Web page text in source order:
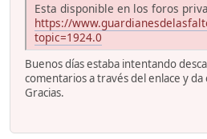
Esta disponible en los foros
https://
topic=1924.0
Buenos días estaba intentando
comentarios a través del enlace y
Gracias.